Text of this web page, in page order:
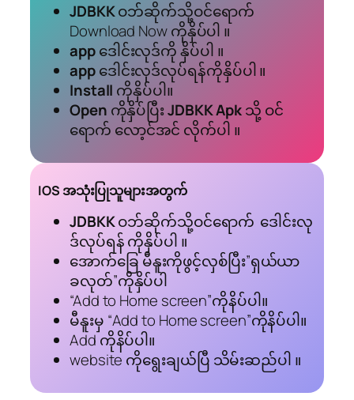
JDBKKဝဘ်ဆိုက်သို့ဝင်ရောက်
‌‌‌Download Now ကိုနှိပ်ပါ ။
app ‌ဒေါင်းလုဒ်ကို နှိပ်ပါ ။
app ‌ဒေါင်းလုဒ်လုပ်ရန်ကိုနှိပ်ပါ ။
Install ကိုနှိပ်ပါ။
Open ကိုနှိပ်ပြီးJDBKK Apkသို့ ဝင်
ရောက် လော့င်အင် လိုက်ပါ ။
IOS အသုံးပြုသူများအတွက်
JDBKKဝဘ်ဆိုက်သို့ဝင်ရောက် ‌‌‌ ဒေါင်းလု
ဒ်လုပ်ရန် ကိုနှိပ်ပါ ။
အောက်ခြေ မီနူးကိုဖွင့်လှစ်ပြီး”ရှယ်ယာ
ခလုတ်”ကိုနှိပ်ပါ
“Add to Home screen”ကိုနိပ်ပါ။
မီနူးမှ “Add to Home screen”ကိုနိပ်ပါ။
Add ကိုနိပ်ပါ။
website ကိုရွေးချယ်ပြီ သိမ်းဆည်ပါ ။